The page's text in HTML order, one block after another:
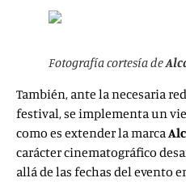
Fotografía cortesía de
También, ante la necesaria
festival, se implementa un
como es extender la marca
carácter cinematográfico
allá de las fechas del evento